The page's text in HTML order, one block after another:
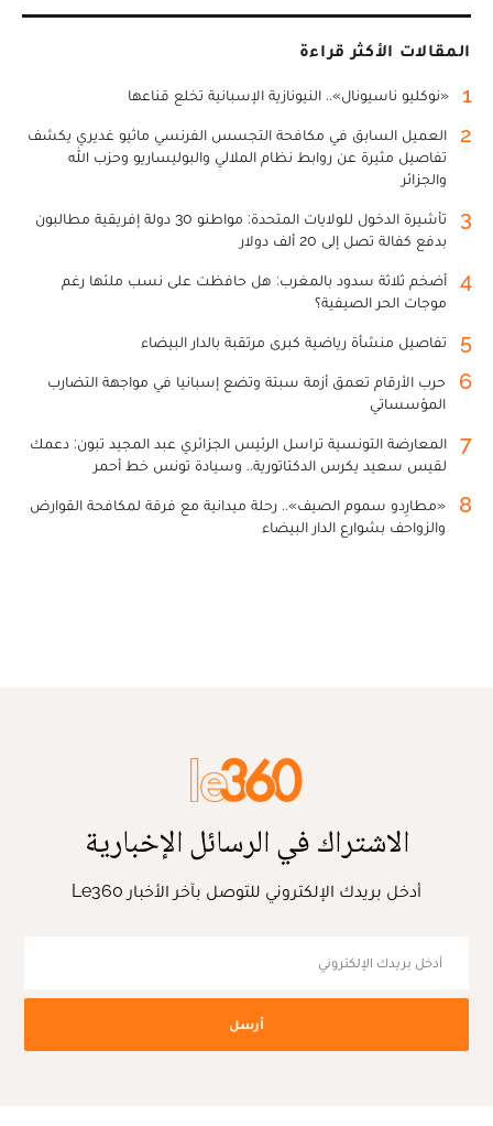
المقالات الأكثر قراءة
1 «نوكليو ناسيونال».. النيونازية الإسبانية تخلع قناعها
2
العميل السابق في مكافحة التجسس الفرنسي ماثيو غديري يكشف
تفاصيل مثيرة عن روابط نظام الملالي والبوليساريو وحزب الله
والجزائر
3
تأشيرة الدخول للولايات المتحدة: مواطنو 30 دولة إفريقية مطالبون
بدفع كفالة تصل إلى 20 ألف دولار
4
أضخم ثلاثة سدود بالمغرب: هل حافظت على نسب ملئها رغم
موجات الحر الصيفية؟
5 تفاصيل منشأة رياضية كبرى مرتقبة بالدار البيضاء
6
حرب الأرقام تعمق أزمة سبتة وتضع إسبانيا في مواجهة التضارب
المؤسساتي
7
المعارضة التونسية تراسل الرئيس الجزائري عبد المجيد تبون: دعمك
لقيس سعيد يكرس الدكتاتورية.. وسيادة تونس خط أحمر
8
«مطارِدو سموم الصيف».. رحلة ميدانية مع فرقة لمكافحة القوارض
والزواحف بشوارع الدار البيضاء
الاشتراك في الرسائل الإخبارية
أدخل بريدك الإلكتروني للتوصل بآخر الأخبار Le360
أرسل